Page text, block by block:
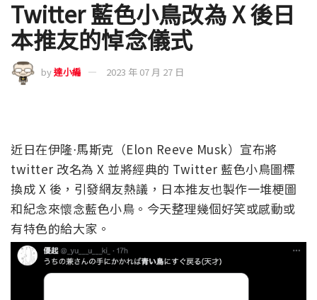
Twitter 藍色小鳥改為 X 後日
本推友的悼念儀式
by達小編 2023 年 07 月 27 日
近日在伊隆⋅馬斯克（Elon Reeve Musk）宣布將
twitter 改名為 X 並將經典的 Twitter 藍色小鳥圖標
換成 X 後，引發網友熱議，日本推友也製作一堆梗圖
和紀念來懷念藍色小鳥。今天整理幾個好笑或感動或
有特色的給大家。